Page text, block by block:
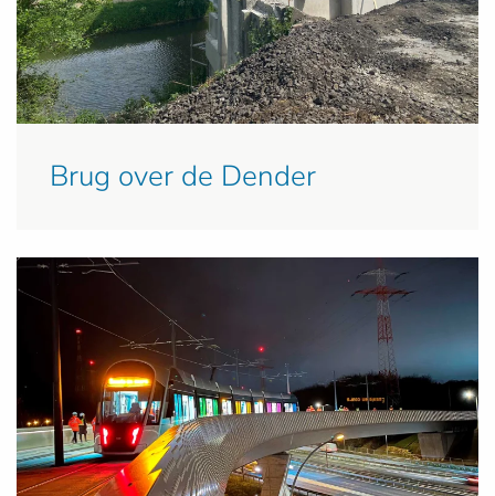
Brug over de Dender